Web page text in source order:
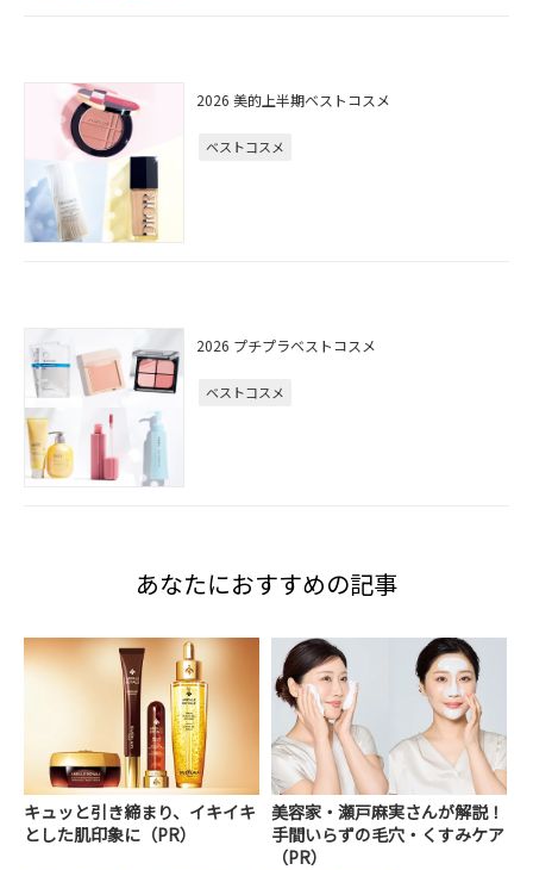
2026 美的上半期ベストコスメ
ベストコスメ
2026 プチプラベストコスメ
ベストコスメ
あなたにおすすめの記事
キュッと引き締まり、イキイキ
とした肌印象に（PR）
美容家・瀬戸麻実さんが解説！
手間いらずの毛穴・くすみケア
（PR）